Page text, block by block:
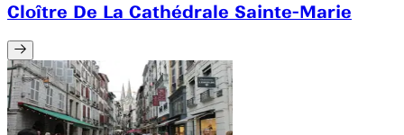
Cloître De La Cathédrale Sainte-Marie